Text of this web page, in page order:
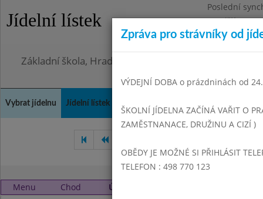
Jídelní lístek
Poslední
Pondělí
Omezení
Základní škola, Hradec Králové, Bezručova 1468
Vybrat jídelnu Jídelní lístek
Menu Chod Úterý 1. 2. 2022 (11:00 - 13:50)
Zpráva pro strávníky od
VÝDEJNÍ DOBA o prázdninách od
ŠKOLNÍ JÍDELNA ZAČÍNÁ VAŘIT O
ZAMĚSTNANACE, DRUŽINU A CIZÍ )
OBĚDY JE MOŽNÉ SI PŘIHLÁSIT
TELEFON : 498 770 123